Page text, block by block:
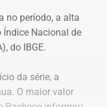
veículos que
societárias em
cidade de Nova
em bens,
no período, a alta
Índice Nacional de
do IBGE.
da série, a
O maior valor